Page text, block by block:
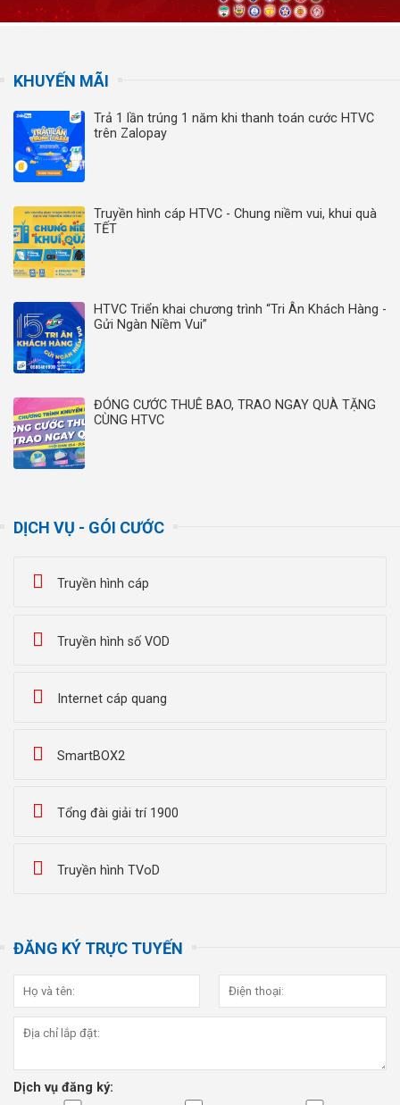
KHUYẾN MÃI
Trả 1 lần trúng 1 năm khi thanh toán cước HTVC
trên Zalopay
Truyền hình cáp HTVC - Chung niềm vui, khui quà
TẾT
HTVC Triển khai chương trình “Tri Ân Khách Hàng -
Gửi Ngàn Niềm Vui”
ĐÓNG CƯỚC THUÊ BAO, TRAO NGAY QUÀ TẶNG
CÙNG HTVC
DỊCH VỤ - GÓI CƯỚC
Truyền hình cáp
Truyền hình số VOD
Internet cáp quang
SmartBOX2
Tổng đài giải trí 1900
Truyền hình TVoD
ĐĂNG KÝ TRỰC TUYẾN
Dịch vụ đăng ký: